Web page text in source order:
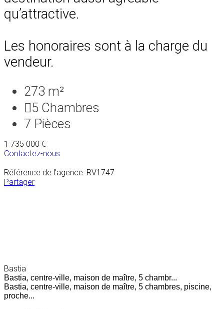
qu’attractive.
Les honoraires sont à la charge du
vendeur.
273 m²
5 Chambres
7 Pièces
1 735 000 €
Contactez-nous
Référence de l’agence: RV1747
Partager
Bastia
Bastia, centre-ville, maison de maître, 5 chambr...
Bastia, centre-ville, maison de maître, 5 chambres, piscine,
proche...